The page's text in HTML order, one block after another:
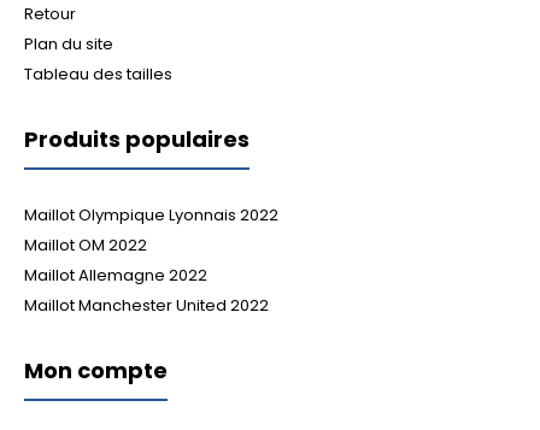
Retour
Plan du site
Tableau des tailles
Produits populaires
Maillot Olympique Lyonnais 2022
Maillot OM 2022
Maillot Allemagne 2022
Maillot Manchester United 2022
Mon compte